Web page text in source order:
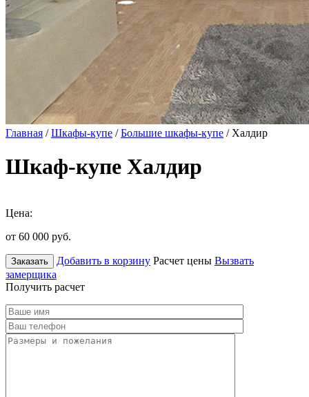
Главная /Шкафы-купе /Большие шкафы-купе / Халдир
Шкаф-купе Халдир
Цена:
от 60 000 руб.
Заказать Добавить в корзину Расчет цены Вызвать
замерщика
Получить расчет